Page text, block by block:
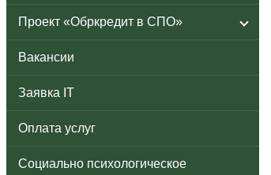
Проект «Обркредит в СПО»
Вакансии
Заявка IT
Оплата услуг
Социально психологическое